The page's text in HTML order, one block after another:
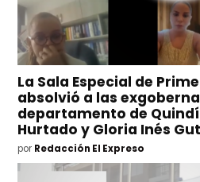
La Sala Especial de
absolvió a las
departamento de
Hurtado y Gloria Inés
por Redacción El Expreso